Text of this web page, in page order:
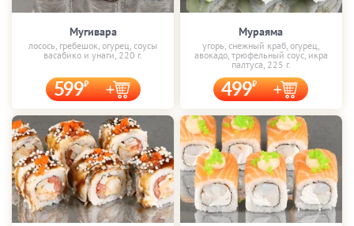
Мугивара
лосось, гребешок, огурец, соусы
васабико и унаги, 220 г.
599
Мураяма
угорь, снежный краб, огурец,
авокадо, трюфельный соус, икра
палтуса, 225 г.
499